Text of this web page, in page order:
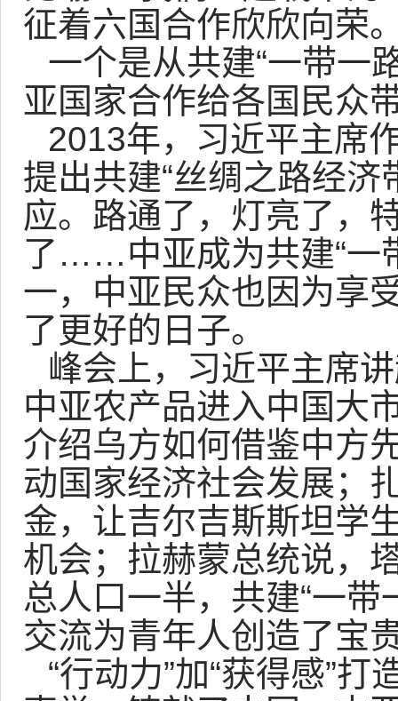
征着六国合作欣欣向荣
一个是从共建“一带一
亚国家合作给各国民众
2013年，习近平主席
提出共建“丝绸之路经
应。路通了，灯亮了，
了……中亚成为共建“一
一，中亚民众也因为享
了更好的日子。
峰会上，习近平主席
中亚农产品进入中国大
介绍乌方如何借鉴中方
动国家经济社会发展；
金，让吉尔吉斯斯坦学
机会；拉赫蒙总统说，
总人口一半，共建“一
交流为青年人创造了
“行动力”加“获得感”